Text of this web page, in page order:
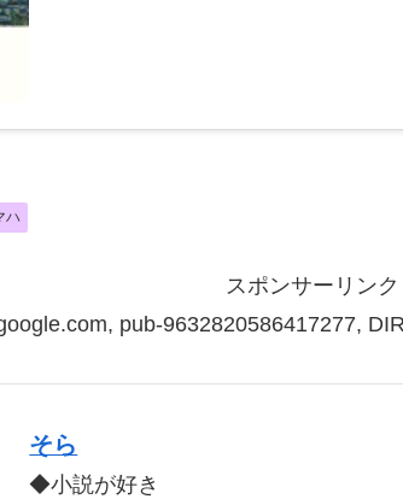
ハ
スポンサーリンク
pub-9632820586417277,
そら
◆小説が好き